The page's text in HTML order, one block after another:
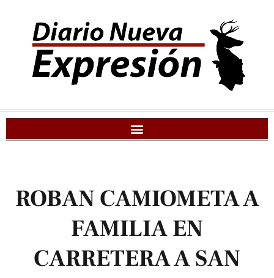
ROBAN CAMIOMETA A
FAMILIA EN
CARRETERA A SAN